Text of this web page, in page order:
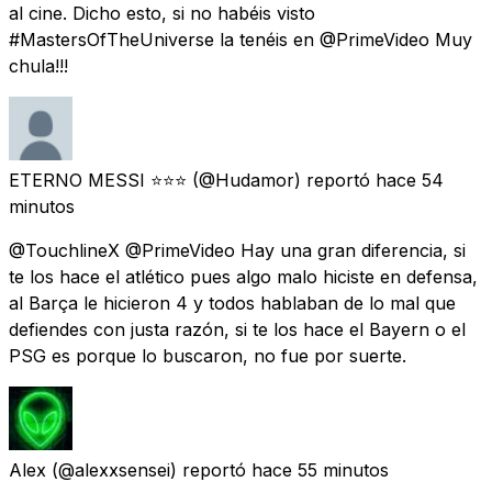
al cine. Dicho esto, si no habéis visto
#MastersOfTheUniverse la tenéis en @PrimeVideo Muy
chula!!!
ETERNO MESSI ⭐️⭐️⭐️ (@Hudamor) reportó hace 54
minutos
@TouchlineX @PrimeVideo Hay una gran diferencia, si
te los hace el atlético pues algo malo hiciste en defensa,
al Barça le hicieron 4 y todos hablaban de lo mal que
defiendes con justa razón, si te los hace el Bayern o el
PSG es porque lo buscaron, no fue por suerte.
Alex (@alexxsensei) reportó hace 55 minutos